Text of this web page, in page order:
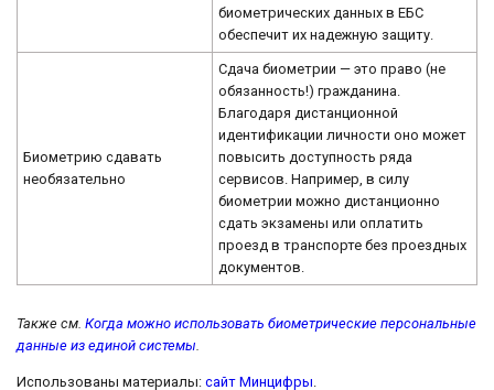
биометрических данных в ЕБС
обеспечит их надежную защиту.
Биометрию сдавать
необязательно
Сдача биометрии — это право (не
обязанность!) гражданина.
Благодаря дистанционной
идентификации личности оно может
повысить доступность ряда
сервисов. Например, в силу
биометрии можно дистанционно
сдать экзамены или оплатить
проезд в транспорте без проездных
документов.
Также см. Когда можно использовать биометрические персональные
данные из единой системы
Использованы материалы: сайт Минцифры